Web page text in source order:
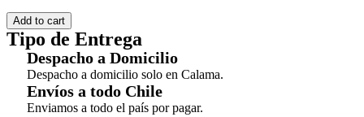
Add to cart
Tipo de Entrega
Despacho a Domicilio
Despacho a domicilio solo en Calama.
Envíos a todo Chile
Enviamos a todo el país por pagar.